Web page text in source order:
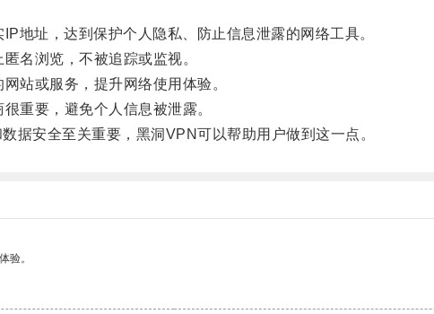
址，达到保护个人隐私、防止信息泄露的网络工具。
名浏览，不被追踪或监视。
或服务，提升网络使用体验。
要，避免个人信息被泄露。
安全至关重要，黑洞VPN可以帮助用户做到这一点。
验。